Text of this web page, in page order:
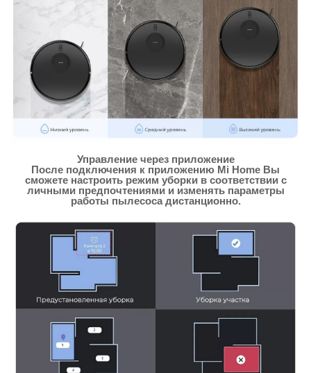
Управление через приложение
После подключения к приложению Mi Home Вы
сможете настроить режим уборки в соответствии с
личными предпочтениями и изменять параметры
работы пылесоса дистанционно.